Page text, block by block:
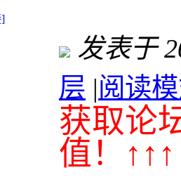
]
发表于
层 |阅读
获取论
值！↑↑↑